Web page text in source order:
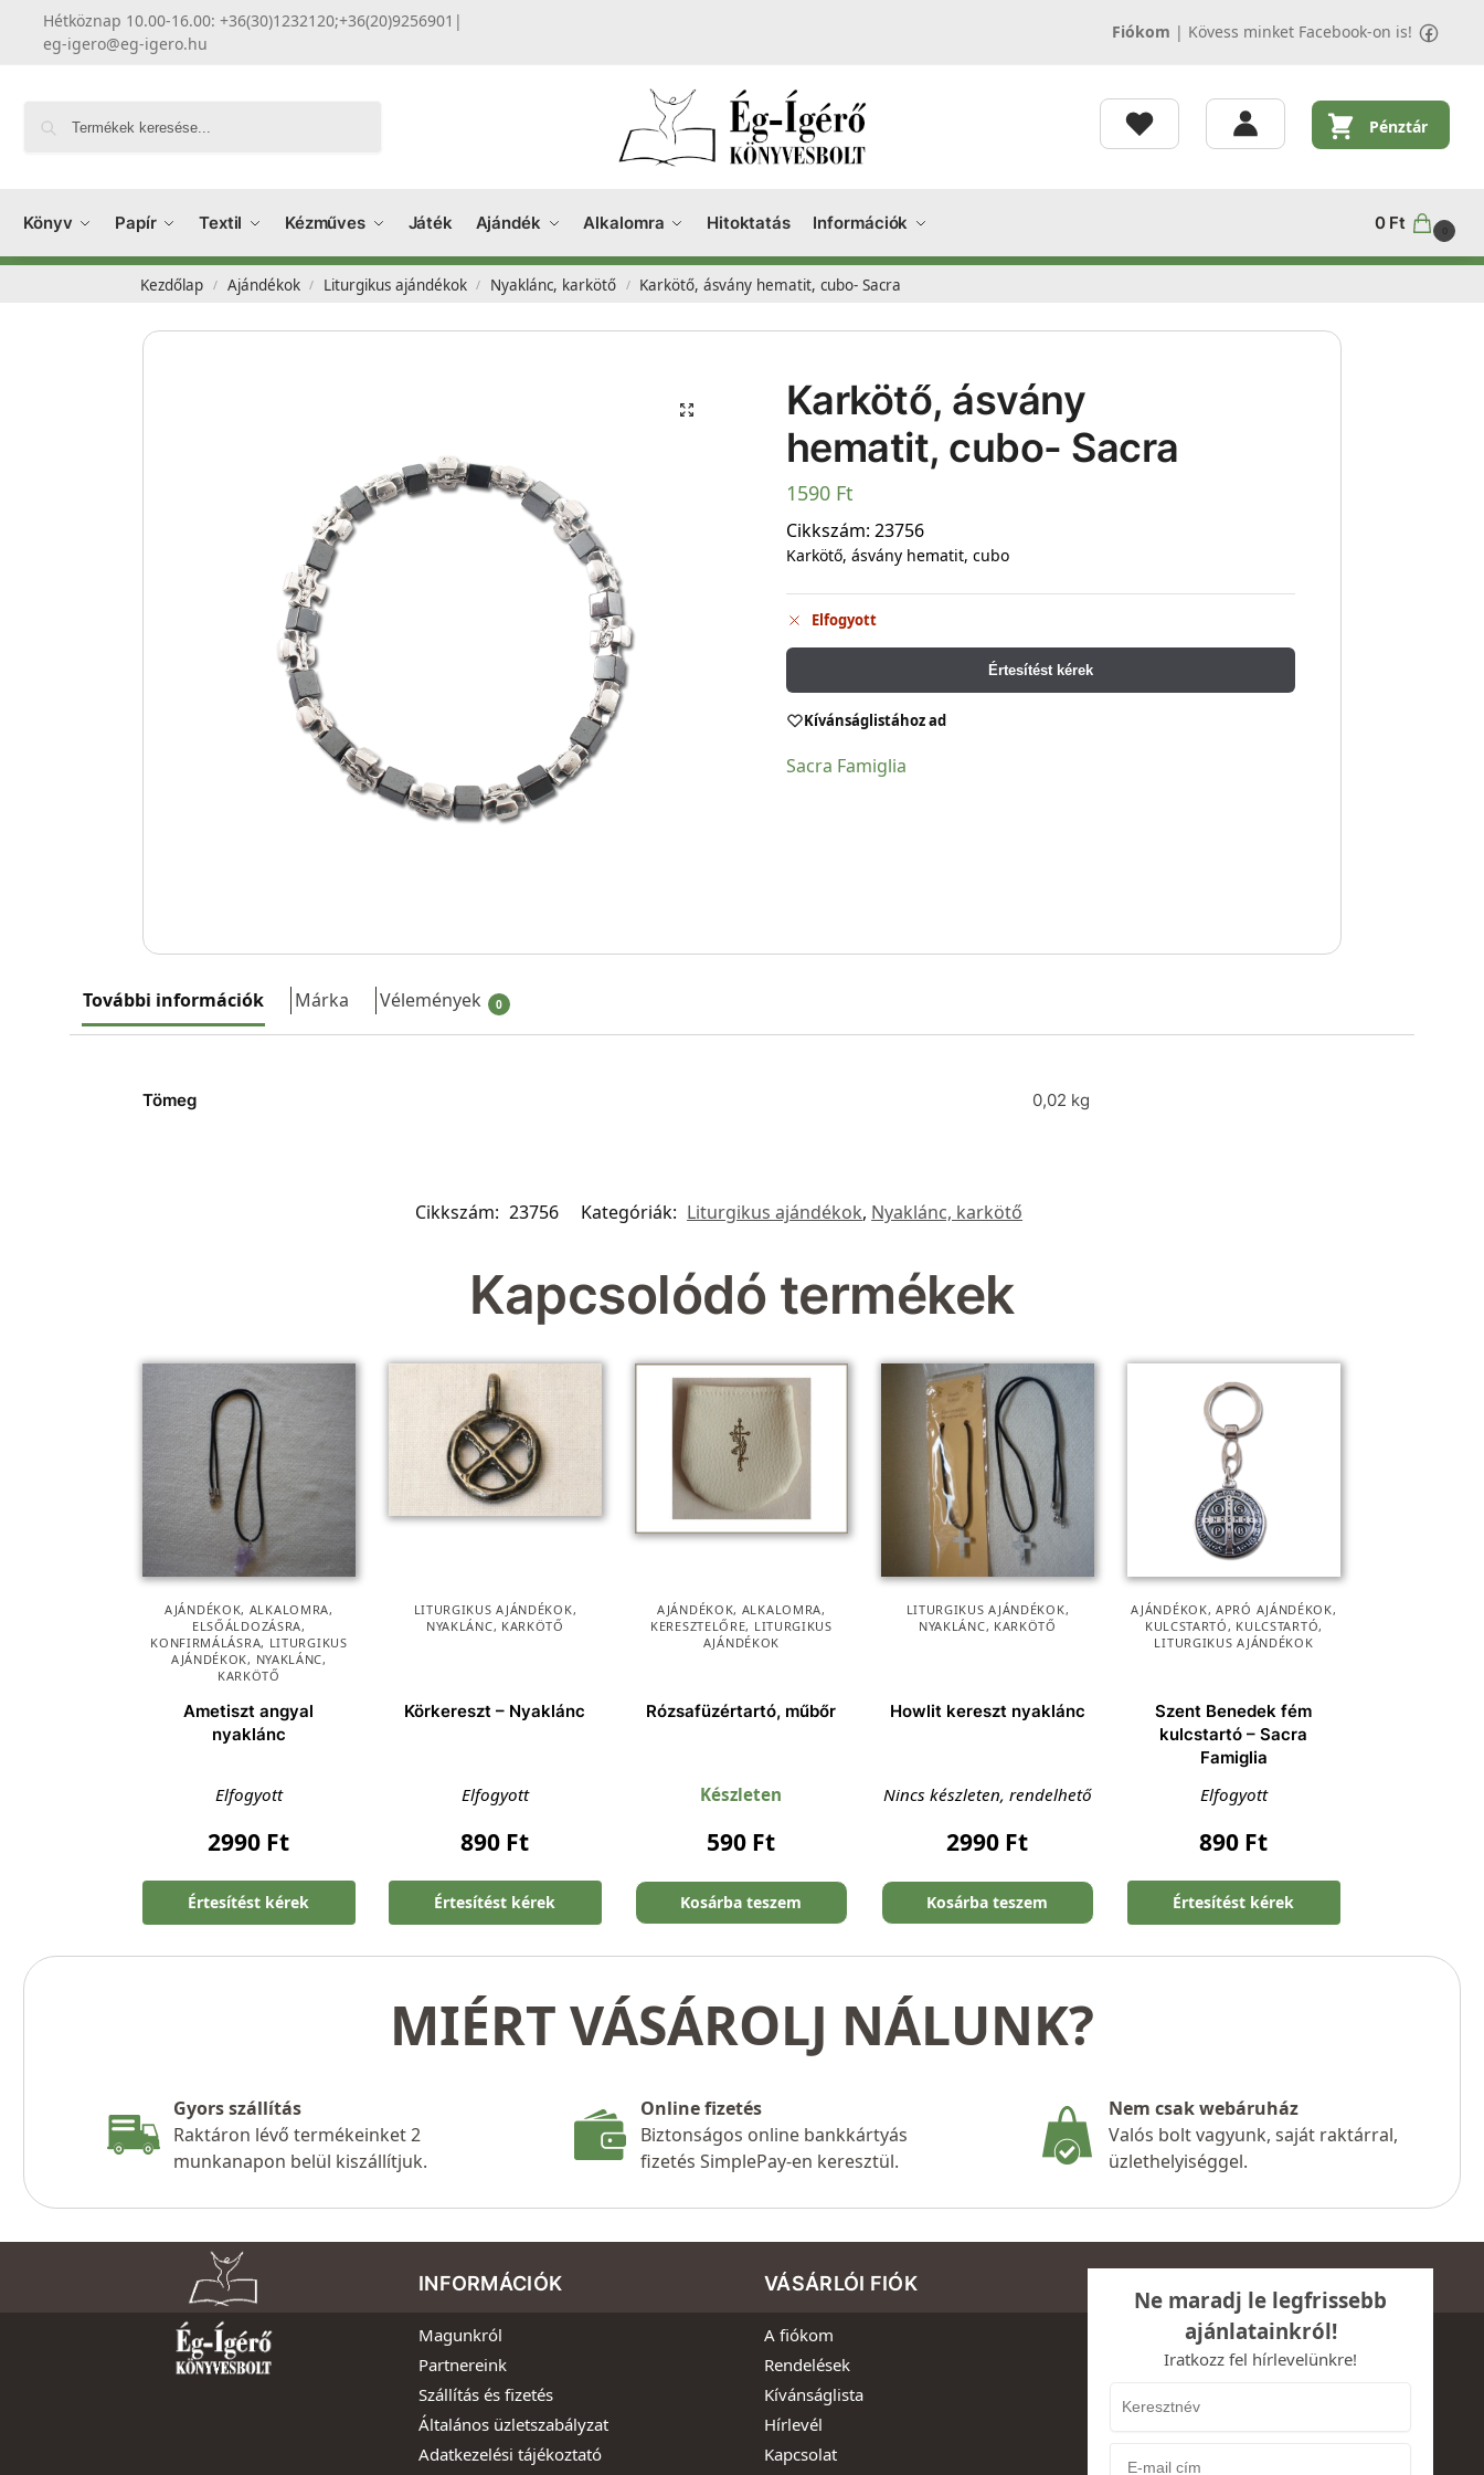
Hétköznap 10.00-16.00: +36(30)1232120;+36(20)9256901 |
eg-igero@eg-igero.hu
Fiókom | Kövess minket Facebook-on is!
Pénztár
Könyv Papír Textil Kézműves Játék Ajándék Alkalomra Hitoktatás Információk 0 Ft 0
Kezdőlap / Ajándékok / Liturgikus ajándékok / Nyaklánc, karkötő / Karkötő, ásvány hematit, cubo- Sacra
Karkötő, ásvány
hematit, cubo- Sacra
1590 Ft
Cikkszám: 23756
Karkötő, ásvány hematit, cubo
Elfogyott
Értesítést kérek
Kívánságlistához ad
Sacra Famiglia
További információk Márka Vélemények 0
Tömeg 0,02 kg
Cikkszám: 23756 Kategóriák: Liturgikus ajándékok, Nyaklánc, karkötő
Kapcsolódó termékek
AJÁNDÉKOK, ALKALOMRA,
ELSŐÁLDOZÁSRA,
KONFIRMÁLÁSRA, LITURGIKUS
AJÁNDÉKOK, NYAKLÁNC,
KARKÖTŐ
Ametiszt angyal
nyaklánc
Elfogyott
2990 Ft
Értesítést kérek
LITURGIKUS AJÁNDÉKOK,
NYAKLÁNC, KARKÖTŐ
Körkereszt – Nyaklánc
Elfogyott
890 Ft
Értesítést kérek
AJÁNDÉKOK, ALKALOMRA,
KERESZTELŐRE, LITURGIKUS
AJÁNDÉKOK
Rózsafüzértartó, műbőr
Készleten
590 Ft
Kosárba teszem
LITURGIKUS AJÁNDÉKOK,
NYAKLÁNC, KARKÖTŐ
Howlit kereszt nyaklánc
Nincs készleten, rendelhető
2990 Ft
Kosárba teszem
AJÁNDÉKOK,APRÓ AJÁNDÉKOK,
KULCSTARTÓ, KULCSTARTÓ,
LITURGIKUS AJÁNDÉKOK
Szent Benedek fém
kulcstartó – Sacra
Famiglia
Elfogyott
890 Ft
Értesítést kérek
MIÉRT VÁSÁROLJ NÁLUNK?
Gyors szállítás
Raktáron lévő termékeinket 2
munkanapon belül kiszállítjuk.
Online fizetés
Biztonságos online bankkártyás
fizetés SimplePay-en keresztül.
Nem csak webáruház
Valós bolt vagyunk, saját raktárral,
üzlethelyiséggel.
INFORMÁCIÓK
Magunkról
Partnereink
Szállítás és fizetés
Általános üzletszabályzat
Adatkezelési tájékoztató
VÁSÁRLÓI FIÓK
A fiókom
Rendelések
Kívánságlista
Hírlevél
Kapcsolat
Ne maradj le legfrissebb
ajánlatainkról!
Iratkozz fel hírlevelünkre!